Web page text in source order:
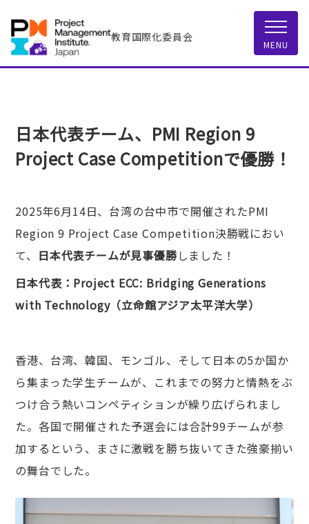
教育国際化委員会
MENU
日本代表チーム、PMI Region 9
Project Case Competitionで優勝！
2025年6月14日、台湾の台中市で開催されたPMI
Region 9 Project Case Competition決勝戦におい
て、 日本代表チームが見事優勝しました！
日本代表：Project ECC: Bridging Generations
with Technology（立命館アジア太平洋大学）
香港、台湾、韓国、モンゴル、そして日本の5か国か
ら集まった学生チームが、これまでの努力と情熱をぶ
つけ合う熱いコンペティションが繰り広げられまし
た。各国で開催された予選会には合計99チームが参
加するという、まさに激戦を勝ち抜いてきた強豪揃い
の舞台でした。